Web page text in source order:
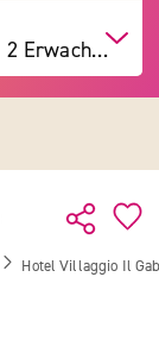
1 Zimmer, 2 Erwachsene
Hotel Villaggio Il